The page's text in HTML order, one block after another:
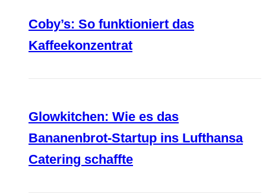
Coby’s: So funktioniert das
Kaffeekonzentrat
Glowkitchen: Wie es das
Bananenbrot-Startup ins Lufthansa
Catering schaffte